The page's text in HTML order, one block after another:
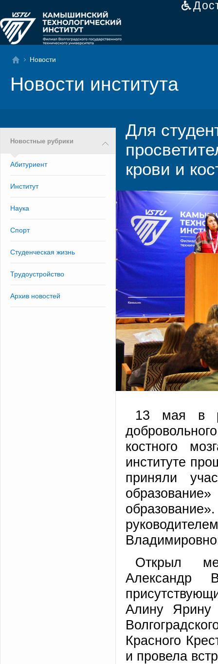
Новости
Новости института
Новостные рубрики
Абитуриент
Институт
Наука
Спорт
Студенческая жизнь
Трудоустройство
Архив новостей
Для
крови и
13 мая в
костного
институте
приняли
Открыл
Александр
Алину Ярину
Красного
и провела